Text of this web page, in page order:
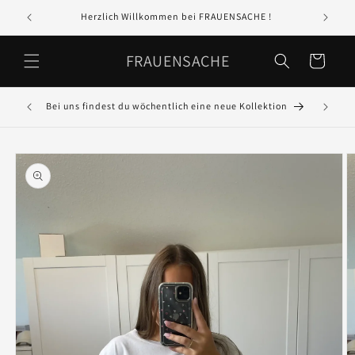
zum
Herzlich Willkommen bei FRAUENSACHE !
FRAUENSACHE Warenkorb
Bei uns findest du wöchentlich eine neue Kollektion